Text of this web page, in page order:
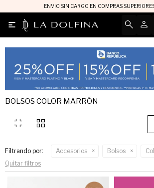
ENVIO SIN CARGO EN COMPRAS

BOLSOS COLOR MARRÓN
fullscreen_exit grid_view
Filtrando por: Accesorios Bolsos
Quitar filtros